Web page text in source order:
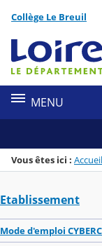
Menu de la
Contenu
Collège Le Breuil
MENU
Vous êtes ici : Accueil
Etablissement
Mode d'emploi